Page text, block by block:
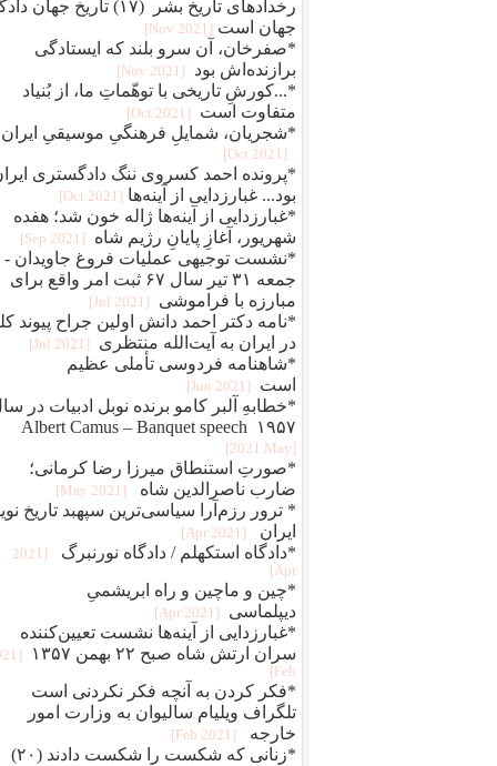
رخدادهای تاریخ بشر (۱۷) تاریخ جهان
جهان است [2021 Nov]
*صفرخان، آن سرو بلند که ایستادگی
برازنده‌اش بود
[2021 Nov]
*...کورشِ تاریخی با توهّماتِ ما، از بُنیاد
متفاوت است
[2021 Oct]
*شجریان، شمایلِ فرهنگیِ موسیقیِ ایران
[2021 Oct]
*پرونده احمد کسروی ننگ دادگستری
بود... غبارزدایی از آینه‌ها [2021 Oct]
*غبارزدایی از آینه‌ها ژاله خون شد؛ هفده
شهریور، آغازِ پایانِ رژیم شاه
[2021 Sep]
*نشست توجیهی عملیات فروغ جاویدان -
جمعه ۳۱ تیر سال ۶۷ ثبت امر واقع برای
مبارزه با فراموشی
[2021 Jul]
*نامه دکتر احمد دانش اولین جراح پیوند
در ایران به آیت‌الله منتظری
[2021 Jul]
*شاهنامه فردوسی تأملی عظیم
است
[2021 Jun]
*خطابهِ آلبر کامو برنده نوبل ادبیات در
۱۹۵۷ Albert Camus – Banquet speech
[2021 May]
*صورتِ استنطاق میرزا رضا کرمانی؛
ضارب ناصرالدین شاه
[2021 May]
* ترور رزم‌آرا سیاسی‌ترین سپهبد تاریخ
ایران
[2021 Apr]
*دادگاه استکهلم / دادگاه نورنبرگ
[2021
Apr]
*چین و ماچین و راه ابريشمیِ
ديپلماسی
[2021 Apr]
*غبارزدایی از آینه‌ها نشست تعیین‌کننده
سران ارتش شاه صبح ۲۲ بهمن ۱۳۵۷
Feb]
*فکر کردن به آنچه فکر نکردنی است
تلگراف ویلیام سالیوان به وزارت امور
خارجه
[2021 Feb]
*زنانی که شکست را شکست دادند (۲۰)